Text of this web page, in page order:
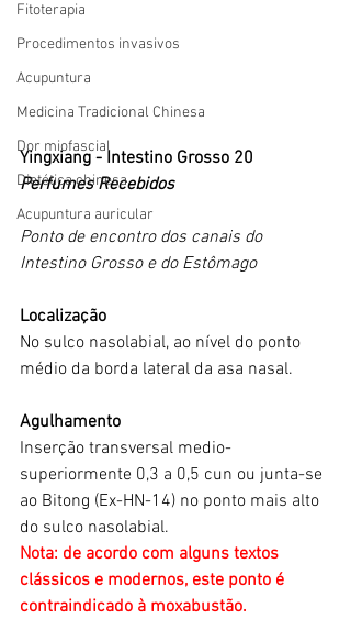
Fitoterapia
Procedimentos invasivos
Acupuntura
Medicina Tradicional Chinesa
Dor miofascial
Dietética chinesa
Acupuntura auricular
Yingxiang - Intestino Grosso 20
Perfumes Recebidos
Ponto de encontro dos canais do
Intestino Grosso e do Estômago
Localização
No sulco nasolabial, ao nível do ponto
médio da borda lateral da asa nasal.
Agulhamento
Inserção transversal medio-
superiormente 0,3 a 0,5 cun ou junta-se
ao Bitong (Ex-HN-14) no ponto mais alto
do sulco nasolabial.
Nota: de acordo com alguns textos
clássicos e modernos, este ponto é
contraindicado à moxabustão.